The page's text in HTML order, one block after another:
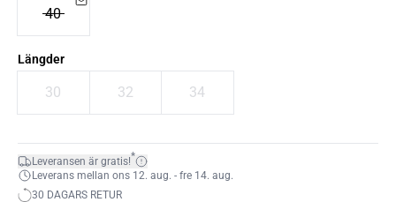
40
Längder
30 32 34
Leveransen är gratis!*
Leverans mellan ons 12. aug. - fre 14. aug.
30 DAGARS RETUR